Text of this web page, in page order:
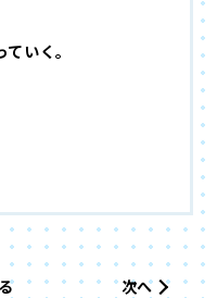
いく。
次へ